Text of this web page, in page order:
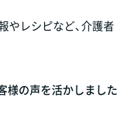
やレシピなど、介護者
様の声を活かしました